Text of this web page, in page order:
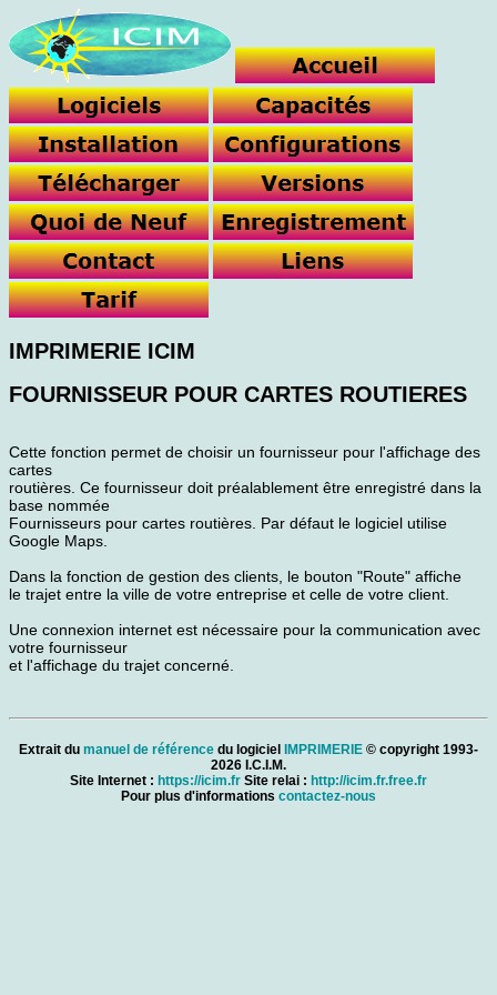
IMPRIMERIE ICIM
FOURNISSEUR POUR CARTES ROUTIERES
Cette fonction permet de choisir un fournisseur pour l'affichage des
cartes
routières. Ce fournisseur doit préalablement être enregistré dans la
base nommée
Fournisseurs pour cartes routières. Par défaut le logiciel utilise
Google Maps.
Dans la fonction de gestion des clients, le bouton "Route" affiche
le trajet entre la ville de votre entreprise et celle de votre client.
Une connexion internet est nécessaire pour la communication avec
votre fournisseur
et l'affichage du trajet concerné.
Extrait du manuel de référence du logiciel IMPRIMERIE © copyright 1993-
2026 I.C.I.M.
Site Internet : https://icim.fr Site relai : http://icim.fr.free.fr
Pour plus d'informations contactez-nous